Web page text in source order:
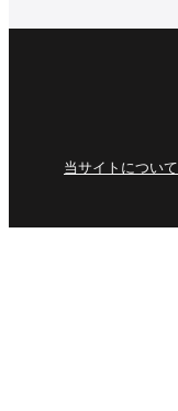
当サイトについて